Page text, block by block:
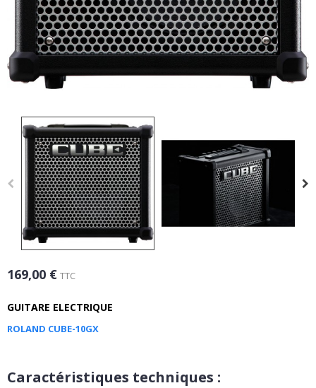
169,00 € TTC
GUITARE ELECTRIQUE
ROLAND CUBE-10GX
Caractéristiques techniques :